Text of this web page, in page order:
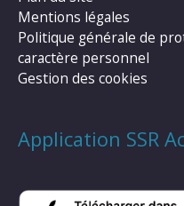
Mentions légales
Politique générale de
caractère personnel
Gestion des cookies
Application SSR